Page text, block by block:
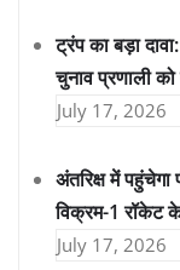
ट्रंप का बड़ा
चुनाव प्रणाली
July 17, 2026
अंतरिक्ष में पहुंचेगा
विक्रम-1 रॉकेट
July 17, 2026